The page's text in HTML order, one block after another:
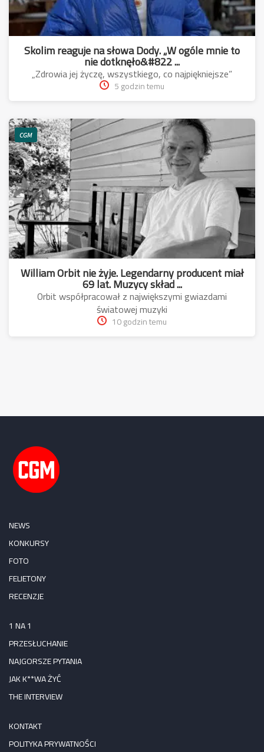
Skolim reaguje na słowa Dody. „W ogóle mnie to
nie dotknęło&#822 ...
„Zdrowia jej życzę, wszystkiego, co najpiękniejsze”
5 godzin temu
CGM
William Orbit nie żyje. Legendarny producent miał
69 lat. Muzycy skład ...
Orbit współpracował z największymi gwiazdami
światowej muzyki
10 godzin temu
NEWS
KONKURSY
FOTO
FELIETONY
RECENZJE
1 NA 1
PRZESŁUCHANIE
NAJGORSZE PYTANIA
JAK K**WA ŻYĆ
THE INTERVIEW
KONTAKT
POLITYKA PRYWATNOŚCI